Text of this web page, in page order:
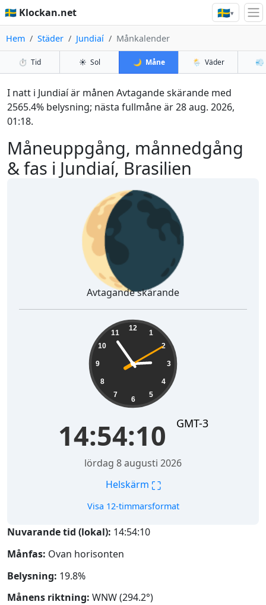
🇸🇪 Klockan.net 🇸🇪▾
Hem Städer Jundiaí Månkalender
⏱️ Tid ☀️ Sol 🌙 Måne 🌦️ Väder 💨
Måneuppgång, månnedgång
& fas i Jundiaí, Brasilien
I natt i Jundiaí är månen Avtagande skärande med
2565.4% belysning; nästa fullmåne är 28 aug. 2026,
01:18.
🌘
Avtagande skärande
12
1
2
3
4
5
6
7
8
9
10
11
14:54:11 GMT-3
lördag 8 augusti 2026
Helskärm ⛶
Visa 12-timmarsformat
Nuvarande tid (lokal): 14:54:11
Månfas: Ovan horisonten
Belysning: 19.8%
Månens riktning: WNW (294.2°)